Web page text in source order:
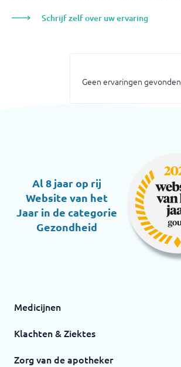
Schrijf zelf over uw ervaring
Geen ervaringen gevonden
Al 8 jaar op rij
Website van het
Jaar in de categorie
Gezondheid
Medicijnen
Klachten & Ziektes
Zorg van de apotheker